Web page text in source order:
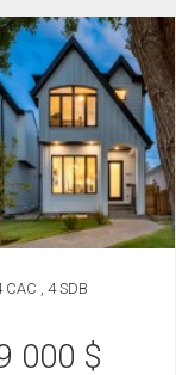
CAC , 4 SDB
000 $